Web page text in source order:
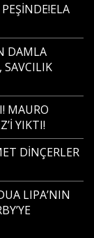
DAMLA
SAVCILIK
MAURO
YIKTI!
DİNÇERLER
LIPA’NIN